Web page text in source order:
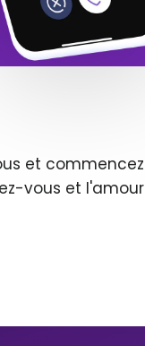
et commencez
vous et l'amour